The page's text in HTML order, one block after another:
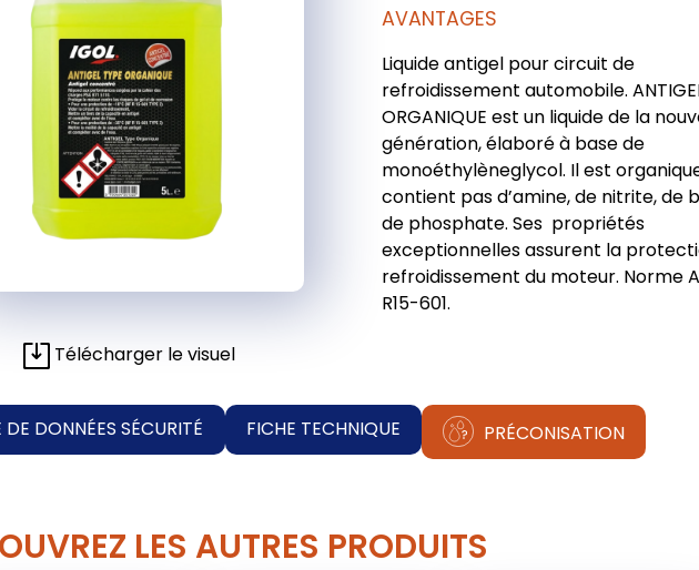
Télécharger le visuel
AVANTAGES
Liquide antigel pour circuit de
refroidissement automobile.
ORGANIQUE est un liquide de la
génération, élaboré à base de
monoéthylèneglycol. Il est
contient pas d’amine, de nitrite, de
de phosphate. Ses propriétés
exceptionnelles assurent la
refroidissement du moteur. Norme
R15-601.
DE DONNÉES SÉCURITÉ FICHE TECHNIQUE PRÉCONISATION
LES AUTRES PRODUITS